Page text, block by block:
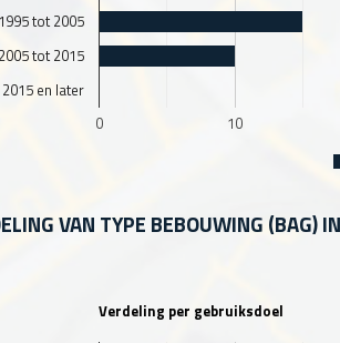
0 10
1995 tot 2005
2005 tot 2015
2015 en later
VAN TYPE BEBOUWING (BAG)
Verdeling per gebruiksdoel